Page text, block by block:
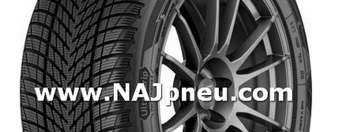
Celoročné pneumatiky
Osobné/crossover + malé úžitkové
SUV/crossover + OFFRoad-ové